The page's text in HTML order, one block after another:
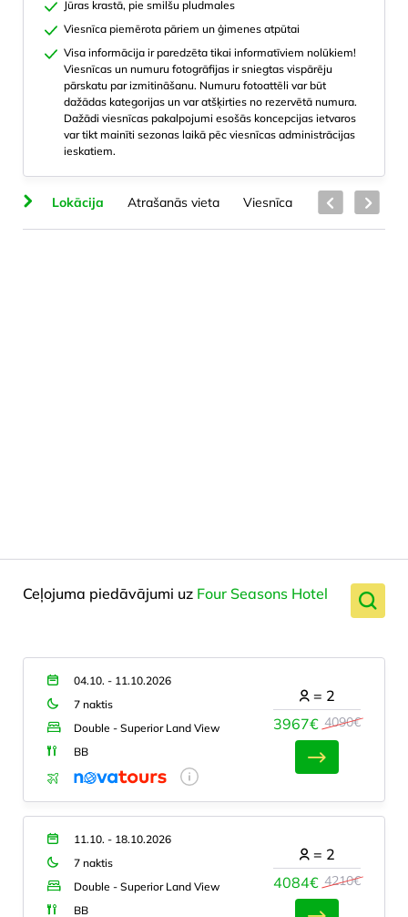
Jūras krastā, pie smilšu pludmales
Viesnīca piemērota pāriem un ģimenes atpūtai
Visa informācija ir paredzēta tikai informatīviem nolūkiem!
Viesnīcas un numuru fotogrāfijas ir sniegtas vispārēju
pārskatu par izmitināšanu. Numuru fotoattēli var būt
dažādas kategorijas un var atšķirties no rezervētā numura.
Dažādi viesnīcas pakalpojumi esošās koncepcijas ietvaros
var tikt mainīti sezonas laikā pēc viesnīcas administrācijas
ieskatiem.
Lokācija Atrašanās vieta Viesnīca Numuru veidi
Ceļojuma piedāvājumi uz Four Seasons Hotel
04.10. - 11.10.2026
7 naktis
Double - Superior Land View
BB
3967€ 4090€
= 2
11.10. - 18.10.2026
7 naktis
Double - Superior Land View
BB
4084€ 4210€
= 2